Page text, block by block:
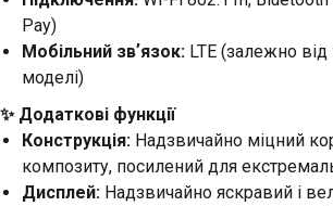
Pay)
Мобільний звʼязок: LTE (залежно від
моделі)
✨ Додаткові функції
Конструкція: Надзвичайно міцний
композиту, посилений для
Дисплей: Надзвичайно яскравий і